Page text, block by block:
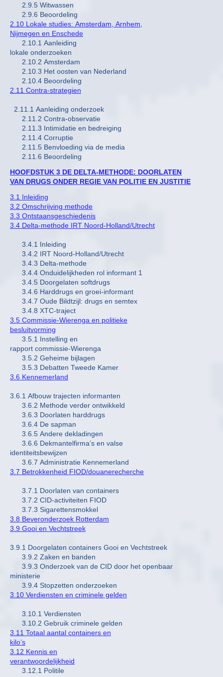
2.9.5 Witwassen
2.9.6 Beoordeling
2.10 Lokale studies: Amsterdam, Arnhem,
Nijmegen en Enschede
2.10.1 Aanleiding
lokale onderzoeken
2.10.2 Amsterdam
2.10.3 Het oosten van Nederland
2.10.4 Beoordeling
2.11 Contra-strategien
2.11.1 Aanleiding onderzoek
2.11.2 Contra-observatie
2.11.3 Intimidatie en bedreiging
2.11.4 Corruptie
2.11.5 Benvloeding via de media
2.11.6 Beoordeling
HOOFDSTUK 3 DE DELTA-METHODE: DOORLATEN
VAN DRUGS ONDER REGIE VAN POLITIE EN JUSTITIE
3.1 Inleiding
3.2 Omschrijving methode
3.3 Ontstaansgeschiedenis
3.4 Delta-methode IRT Noord-Holland/Utrecht
3.4.1 Inleiding
3.4.2 IRT Noord-Holland/Utrecht
3.4.3 Delta-methode
3.4.4 Onduidelijkheden rol informant 1
3.4.5 Doorgelaten softdrugs
3.4.6 Harddrugs en groei-informant
3.4.7 Oude Bildtzijl: drugs en semtex
3.4.8 XTC-traject
3.5 Commissie-Wierenga en politieke
besluitvorming
3.5.1 Instelling en
rapport commissie-Wierenga
3.5.2 Geheime bijlagen
3.5.3 Debatten Tweede Kamer
3.6 Kennemerland
3.6.1 Afbouw trajecten informanten
3.6.2 Methode verder ontwikkeld
3.6.3 Doorlaten harddrugs
3.6.4 De sapman
3.6.5 Andere dekladingen
3.6.6 Dekmantelfirma’s en valse
identiteitsbewijzen
3.6.7 Administratie Kennemerland
3.7 Betrokkenheid FIOD/douanerecherche
3.7.1 Doorlaten van containers
3.7.2 CID-activiteiten FIOD
3.7.3 Sigarettensmokkel
3.8 Beveronderzoek Rotterdam
3.9 Gooi en Vechtstreek
3.9.1 Doorgelaten containers Gooi en Vechtstreek
3.9.2 Zaken en banden
3.9.3 Onderzoek van de CID door het openbaar
ministerie
3.9.4 Stopzetten onderzoeken
3.10 Verdiensten en criminele gelden
3.10.1 Verdiensten
3.10.2 Gebruik criminele gelden
3.11 Totaal aantal containers en
kilo’s
3.12 Kennis en
verantwoordelijkheid
3.12.1 Politile